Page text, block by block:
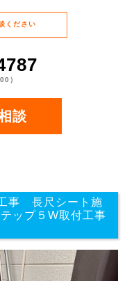
ください
）
談
事 長尺シート施
ップ５W取付工事